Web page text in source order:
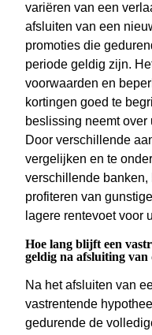
variëren van een
afsluiten van een
promoties die
periode geldig zijn.
voorwaarden en
kortingen goed te
beslissing neemt
Door verschillende
vergelijken en te
verschillende banken,
profiteren van
lagere rentevoet voor
Hoe lang blijft een
geldig na afsluiting van
Na het afsluiten van
vastrentende
gedurende de